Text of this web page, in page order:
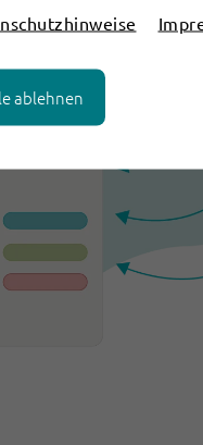
ablehnen